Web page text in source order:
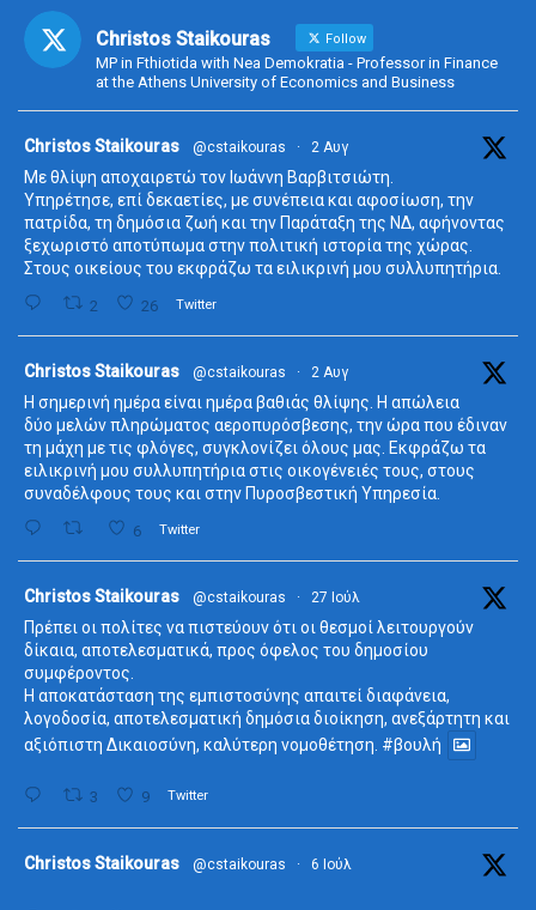
Christos Staikouras Follow
MP in Fthiotida with Nea Demokratia - Professor in Finance
at the Athens University of Economics and Business
Christos Staikouras @cstaikouras · 2 Αυγ
Με θλίψη αποχαιρετώ τον Ιωάννη Βαρβιτσιώτη.
Υπηρέτησε, επί δεκαετίες, με συνέπεια και αφοσίωση, την
πατρίδα, τη δημόσια ζωή και την Παράταξη της ΝΔ, αφήνοντας
ξεχωριστό αποτύπωμα στην πολιτική ιστορία της χώρας.
Στους οικείους του εκφράζω τα ειλικρινή μου συλλυπητήρια.
2 26 Twitter
Christos Staikouras @cstaikouras · 2 Αυγ
Η σημερινή ημέρα είναι ημέρα βαθιάς θλίψης. Η απώλεια
δύο μελών πληρώματος αεροπυρόσβεσης, την ώρα που έδιναν
τη μάχη με τις φλόγες, συγκλονίζει όλους μας. Εκφράζω τα
ειλικρινή μου συλλυπητήρια στις οικογένειές τους, στους
συναδέλφους τους και στην Πυροσβεστική Υπηρεσία.
6 Twitter
Christos Staikouras @cstaikouras · 27 Ιούλ
Πρέπει οι πολίτες να πιστεύουν ότι οι θεσμοί λειτουργούν
δίκαια, αποτελεσματικά, προς όφελος του δημοσίου
συμφέροντος.
Η αποκατάσταση της εμπιστοσύνης απαιτεί διαφάνεια,
λογοδοσία, αποτελεσματική δημόσια διοίκηση, ανεξάρτητη και
αξιόπιστη Δικαιοσύνη, καλύτερη νομοθέτηση. #βουλή
3 9 Twitter
Christos Staikouras @cstaikouras · 6 Ιούλ